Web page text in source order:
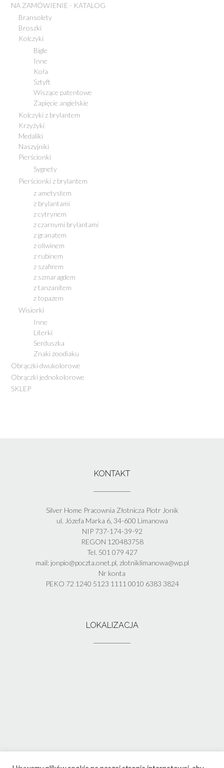
NA ZAMÓWIENIE - KATALOG
Bransolety
Broszki
Kolczyki
Bigle
Inne
Koła
Sztyft
Wiszące patentowe
Zapięcie angielskie
Kolczyki z brylantem
Krzyżyki
Medaliki
Naszyjniki
Pierścionki
Sygnety
Pierścionki z brylantem
z ametystem
z brylantami
z cytrynem
z czarnymi brylantami
z granatem
z oliwinem
z rubinem
z szafirem
z szmaragdem
z tanzanitem
z topazem
Wisiorki
Inne
Literki
Serduszka
Znaki zoodiaku
Obrączki dwukolorowe
Obrączki jednokolorowe
SKLEP
KONTAKT
Silver Home Pracownia Złotnicza Piotr Jonik
ul. Józefa Marka 6, 34-600 Limanowa
NIP 737-174-39-92
REGON 120483758
Tel. 501 079 427
mail: jonpio@poczta.onet.pl, zlotniklimanowa@wp.pl
Nr konta
PEKO 72 1240 5123 1111 0010 6383 3824
LOKALIZACJA